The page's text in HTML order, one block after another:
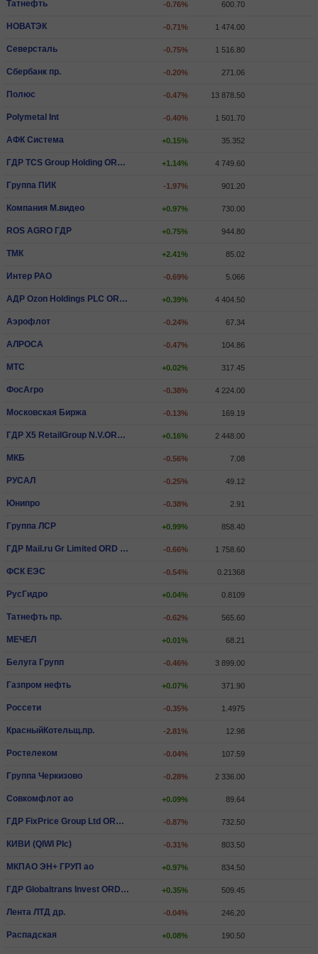
Татнефть -0.76% 600.70
НОВАТЭК -0.71% 1 474.00
Северсталь -0.75% 1 516.80
Сбербанк пр. -0.20% 271.06
Полюс -0.47% 13 878.50
Polymetal Int -0.40% 1 501.70
АФК Система +0.15% 35.352
ГДР TCS Group Holding ORD SHS +1.14% 4 749.60
Группа ПИК -1.97% 901.20
Компания М.видео +0.97% 730.00
ROS AGRO ГДР +0.75% 944.80
ТМК +2.41% 85.02
Интер РАО -0.69% 5.066
АДР Ozon Holdings PLC ORD SHS +0.39% 4 404.50
Аэрофлот -0.24% 67.34
АЛРОСА -0.47% 104.86
МТС +0.02% 317.45
ФосАгро -0.38% 4 224.00
Московская Биржа -0.13% 169.19
ГДР X5 RetailGroup N.V.ORD SHS +0.16% 2 448.00
МКБ -0.56% 7.08
РУСАЛ -0.25% 49.12
Юнипро -0.38% 2.91
Группа ЛСР +0.99% 858.40
ГДР Mail.ru Gr Limited ORD SHS -0.66% 1 758.60
ФСК ЕЭС -0.54% 0.21368
РусГидро +0.04% 0.8109
Татнефть пр. -0.62% 565.60
МЕЧЕЛ +0.01% 68.21
Белуга Групп -0.46% 3 899.00
Газпром нефть +0.07% 371.90
Россети -0.35% 1.4975
КрасныйКотельщ.пр. -2.81% 12.98
Ростелеком -0.04% 107.59
Группа Черкизово -0.28% 2 336.00
Совкомфлот ао +0.09% 89.64
ГДР FixPrice Group Ltd ORD SHS -0.87% 732.50
КИВИ (QIWI Plc) -0.31% 803.50
МКПАО ЭН+ ГРУП ао +0.97% 834.50
ГДР Globaltrans Invest ORD SHS +0.35% 509.45
Лента ЛТД др. -0.04% 246.20
Распадская +0.08% 190.50